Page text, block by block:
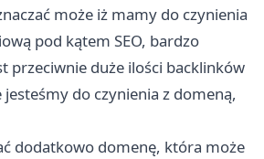
może iż mamy do czynienia
pod kątem SEO, bardzo
przeciwnie duże ilości backlinków
jesteśmy do czynienia z domeną,
dodatkowo domenę, która może